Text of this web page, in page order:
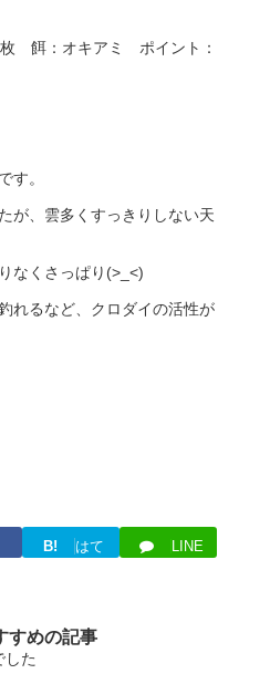
餌：オキアミ ポイント：
す。
が、雲多くすっきりしない天
なくさっぱり(>_<)
れるなど、クロダイの活性が
B!
はて
LINE
めの記事
した